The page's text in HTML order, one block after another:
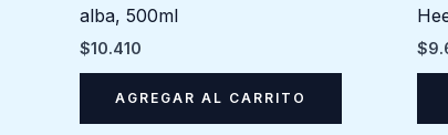
alba, 500ml
$10.410
AGREGAR AL CARRITO
$